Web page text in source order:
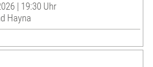
| 19:30 Uhr
Hayna